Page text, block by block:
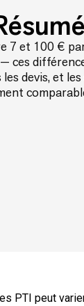
7 et 100 €
ces
les devis, et
PTI peut